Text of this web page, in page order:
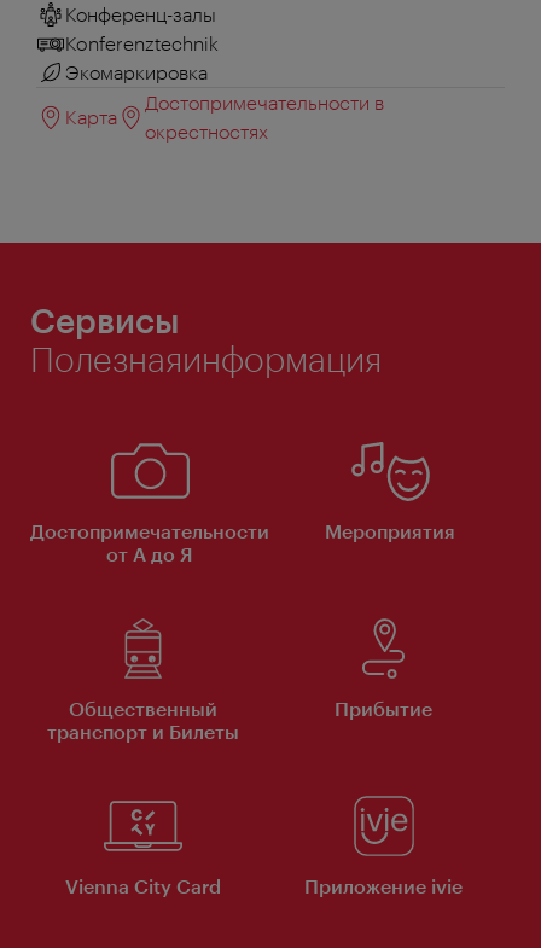
Конференц-залы
Konferenztechnik
Экомаркировка
Карта
Достопримечательности в
окрестностях
Сервисы
Полезнаяинформация
Достопримечательности
от А до Я
Мероприятия
Общественный
транспорт и Билеты
Прибытие
Vienna City Card Приложение ivie